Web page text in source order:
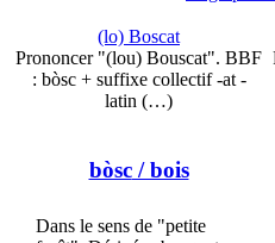
(lo) Boscat
Prononcer "(lou) Bouscat". BBF
: bòsc + suffixe collectif -at -
latin (…)
bòsc/ bois
Dans le sens de "petite